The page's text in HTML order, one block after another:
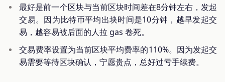
最好是前一个区块与当前区块时间差在8分钟左右，发起
交易。因为比特币平均出块时间是10分钟，越早发起交
易，越容易被后面的人拉 gas 卷死。
交易费率设置为当前区块平均费率的110%。因为发起交
易需要等待区块确认，宁愿贵点，总好过亏手续费。